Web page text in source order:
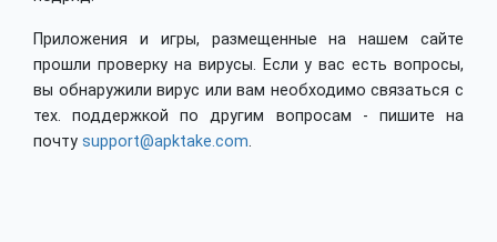
Приложения и игры, размещенные на нашем сайте
прошли проверку на вирусы. Если у вас есть вопросы,
вы обнаружили вирус или вам необходимо связаться с
тех. поддержкой по другим вопросам - пишите на
почту support@apktake.com.